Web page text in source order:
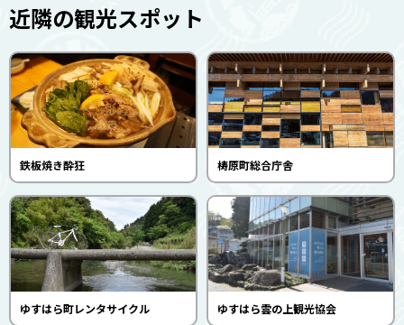
近隣の観光スポット
鉄板焼き酔狂 梼原町総合庁舎
ゆすはら町レンタサイクル ゆすはら雲の上観光協会